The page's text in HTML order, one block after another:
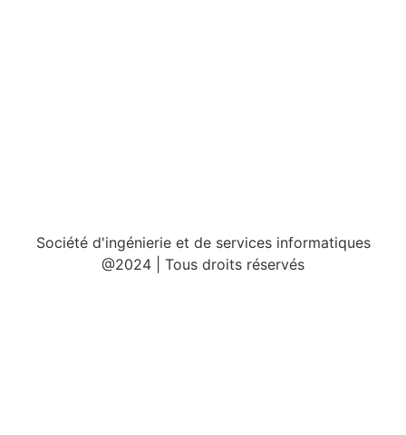
Société d'ingénierie et de services informatiques
@2024 | Tous droits réservés